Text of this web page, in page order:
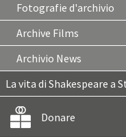
Fotografie d'archivio
Archive Films
Archivio News
La vita di Shakespeare a
Donare